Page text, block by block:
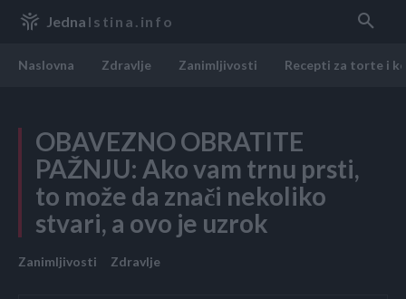
Jedna Istina.info
Naslovna Zdravlje Zanimljivosti Recepti za torte i
OBAVEZNO OBRATITE
PAŽNJU: Ako vam trnu prsti,
to može da znači nekoliko
stvari, a ovo je uzrok
Zanimljivosti Zdravlje